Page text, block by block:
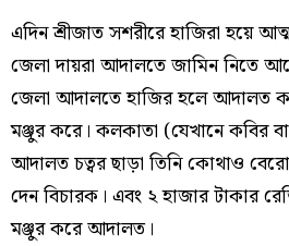
এদিন শ্রীজাত সশরীরে হাজিরা হয়ে
জেলা দায়রা আদালতে জামিন নিতে
জেলা আদালতে হাজির হলে আদালত
মঞ্জুর করে। কলকাতা (যেখানে কবির
আদালত চত্বর ছাড়া তিনি কোথাও
দেন বিচারক। এবং ২ হাজার টাকার
মঞ্জুর করে আদালত।